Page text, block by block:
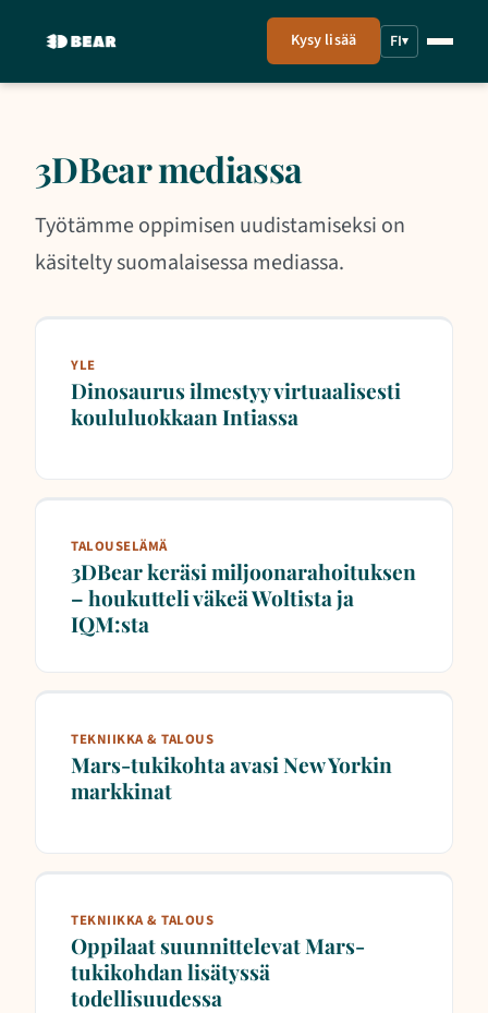
Kysy lisää FI▾
3DBear mediassa
Työtämme oppimisen uudistamiseksi on
käsitelty suomalaisessa mediassa.
YLE
Dinosaurus ilmestyy virtuaalisesti
koululuokkaan Intiassa
TALOUSELÄMÄ
3DBear keräsi miljoonarahoituksen
– houkutteli väkeä Woltista ja
IQM:sta
TEKNIIKKA & TALOUS
Mars-tukikohta avasi New Yorkin
markkinat
TEKNIIKKA & TALOUS
Oppilaat suunnittelevat Mars-
tukikohdan lisätyssä
todellisuudessa